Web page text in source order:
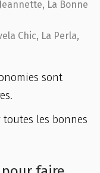
La Bonne
Chic, La Perla,
sont
les bonnes